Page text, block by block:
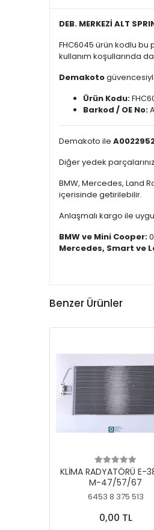
DEB. MERKEZİ ALT
FHC6045 ürün kodlu bu
kullanım koşullarında
Demakoto
Ürün Kodu:
Barkod / OE No:
Demakoto ile
Diğer yedek
BMW, Mercedes, Land
içerisinde getirilebilir.
Anlaşmalı kargo ile
BMW ve Mini Cooper:
Mercedes, Smart ve
Benzer Ürünler
KLİMA RADYATÖRÜ E-
M-47/57/67
6453 8 375 513
0,00 TL